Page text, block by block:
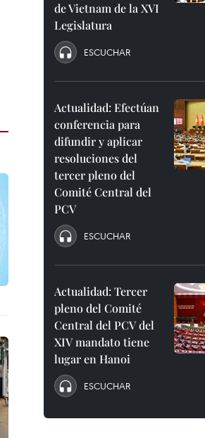
de Vietnam de la XVI
Legislatura
ESCUCHAR
Actualidad: Efectúan
conferencia para
difundir y aplicar
resoluciones del
tercer pleno del
Comité Central del
PCV
ESCUCHAR
Actualidad: Tercer
pleno del Comité
Central del PCV del
XIV mandato tiene
lugar en Hanoi
ESCUCHAR